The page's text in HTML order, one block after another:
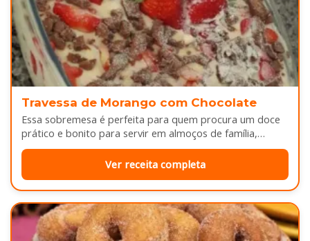
Travessa de Morango com Chocolate
Essa sobremesa é perfeita para quem procura um doce
prático e bonito para servir em almoços de família,
aniversários ou…
Ver receita completa